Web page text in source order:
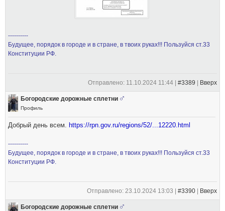
----------
Будущее, порядок в городе и в стране, в твоих руках!!! Пользуйся ст.33
Конституции РФ.
Отправлено: 11.10.2024 11:44 | #3389 Вверх
Богородские дорожные сплетни
Профиль
Добрый день всем. https://rpn.gov.ru/regions/52/...12220.html
----------
Будущее, порядок в городе и в стране, в твоих руках!!! Пользуйся ст.33
Конституции РФ.
Отправлено: 23.10.2024 13:03 | #3390 Вверх
Богородские дорожные сплетни